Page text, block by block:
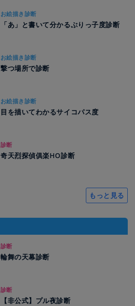
お絵描き診断
「あ」と書いて分かるぶりっ子度診断
お絵描き診断
撃つ場所で診断
お絵描き診断
目を描いてわかるサイコパス度
診断
奇天烈探偵俱楽HO診断
もっと見る
診断
輪舞の天幕診断
診断
【非公式】プル夜診断